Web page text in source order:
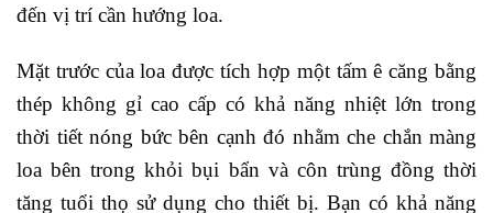
đến vị trí cần hướng loa.
Mặt trước của loa được tích hợp một tấm ê căng bằng
thép không gỉ cao cấp có khả năng nhiệt lớn trong
thời tiết nóng bức bên cạnh đó nhằm che chắn màng
loa bên trong khỏi bụi bẩn và côn trùng đồng thời
tăng tuổi thọ sử dụng cho thiết bị. Bạn có khả năng